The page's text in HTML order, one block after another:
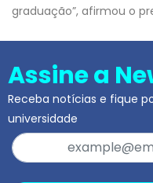
graduação”, afirmou o
Assine a
Receba notícias e fique
universidade